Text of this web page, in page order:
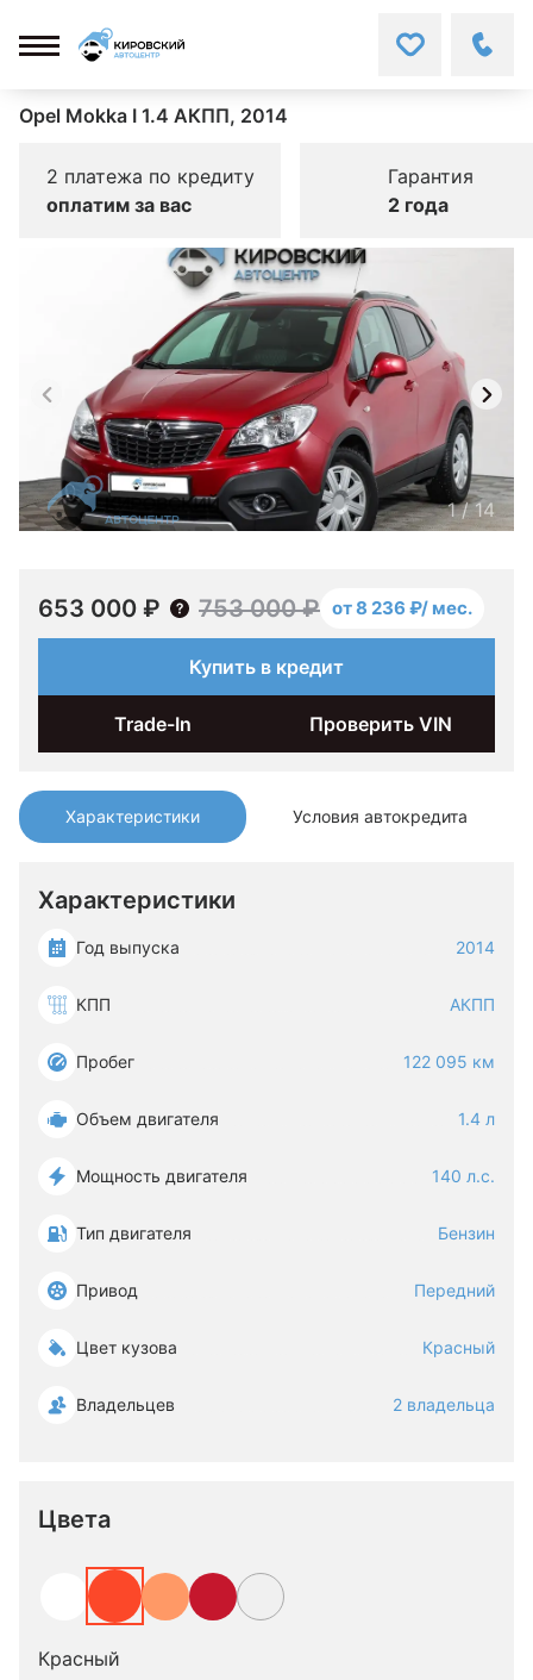
Opel Mokka I 1.4 АКПП, 2014
2 платежа по кредиту
оплатим за вас
Гарантия
2 года
Характеристики Условия автокредита
Характеристики
Год выпуска 2014
КПП АКПП
Пробег 122 095 км
Объем двигателя 1.4 л
Мощность двигателя 140 л.с.
Тип двигателя Бензин
Привод Передний
Цвет кузова Красный
Владельцев 2 владельца
Цвета
Красный
1/14
653 000 ₽ 753 000 ₽ от 8 236 ₽/ мес.
Купить в кредит
Trade-In Проверить VIN